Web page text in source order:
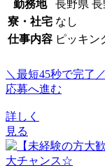
勤務地
長野県
寮・社宅 なし
仕事内容 ピッキン
＼最短45秒で完了／
応募へ進む
詳しく
見る